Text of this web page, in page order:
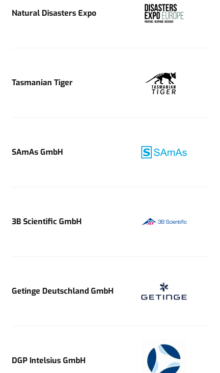
Natural Disasters Expo
Tasmanian Tiger
SAmAs GmbH
3B Scientific GmbH
Getinge Deutschland GmbH
DGP Intelsius GmbH